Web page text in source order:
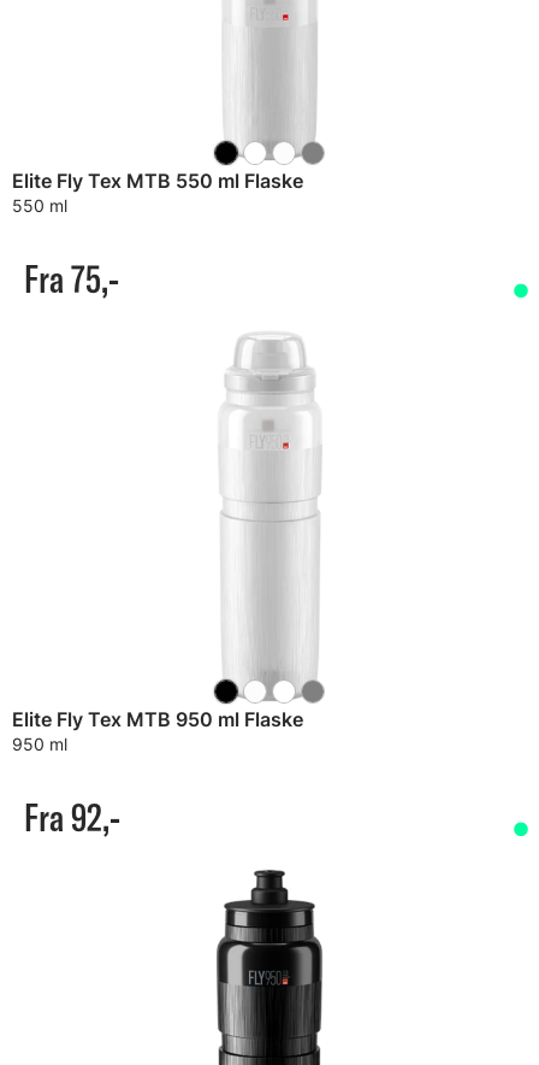
Elite Fly Tex MTB 550 ml Flaske
550 ml
Fra 75,-
Elite Fly Tex MTB 950 ml Flaske
950 ml
Fra 92,-